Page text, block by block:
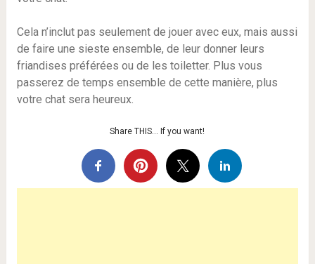
Cela n’inclut pas seulement de jouer avec eux, mais aussi
de faire une sieste ensemble, de leur donner leurs
friandises préférées ou de les toiletter. Plus vous
passerez de temps ensemble de cette manière, plus
votre chat sera heureux.
Share THIS… If you want!